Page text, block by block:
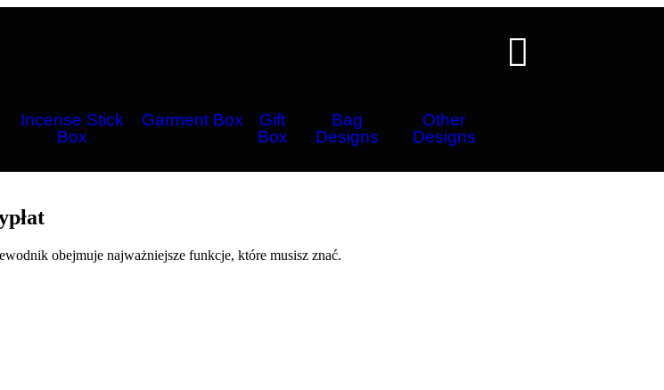
Incense Stick
Box
Garment Box
Gift
Box
Bag
Designs
Other
Designs
obejmuje najważniejsze funkcje, które musisz znać.